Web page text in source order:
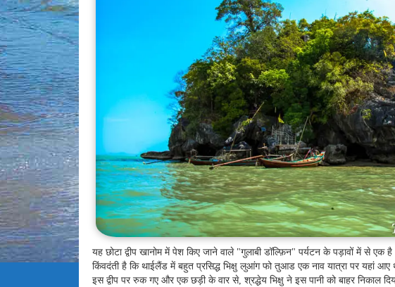
यह छोटा द्वीप खानोम में पेश किए जाने वाले "गुलाबी डॉल्फ़िन" पर्यटन के पड़ावों में से
किंवदंती है कि थाईलैंड में बहुत प्रसिद्ध भिक्षु लुआंग फो तुआड एक नाव यात्रा पर यहां
इस द्वीप पर रुक गए और एक छड़ी के वार से, श्रद्धेय भिक्षु ने इस पानी को बाहर निकाल